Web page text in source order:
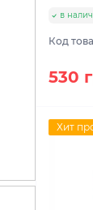
в
Код
530
Хит